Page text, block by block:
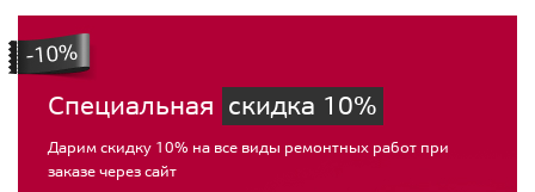
Специальная скидка 10%
Дарим скидку 10% на все виды ремонтных работ при
заказе через сайт